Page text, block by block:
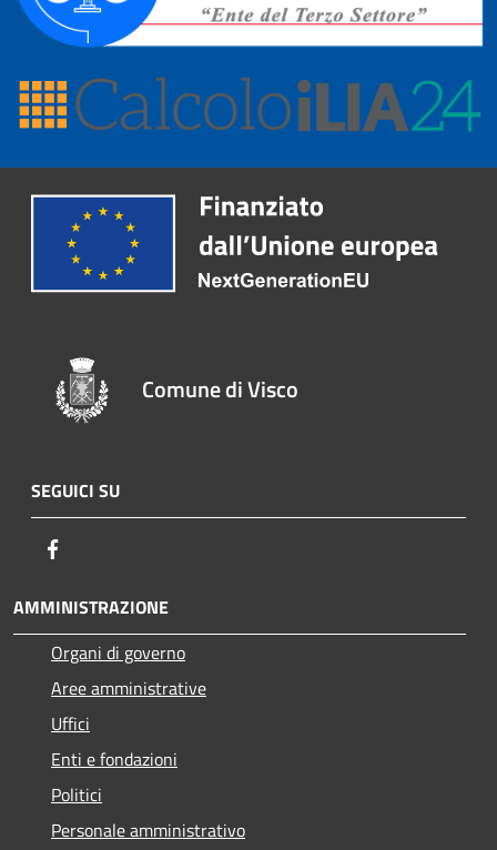
Comune di Visco
SEGUICI SU
AMMINISTRAZIONE
Organi di governo
Aree amministrative
Uffici
Enti e fondazioni
Politici
Personale amministrativo